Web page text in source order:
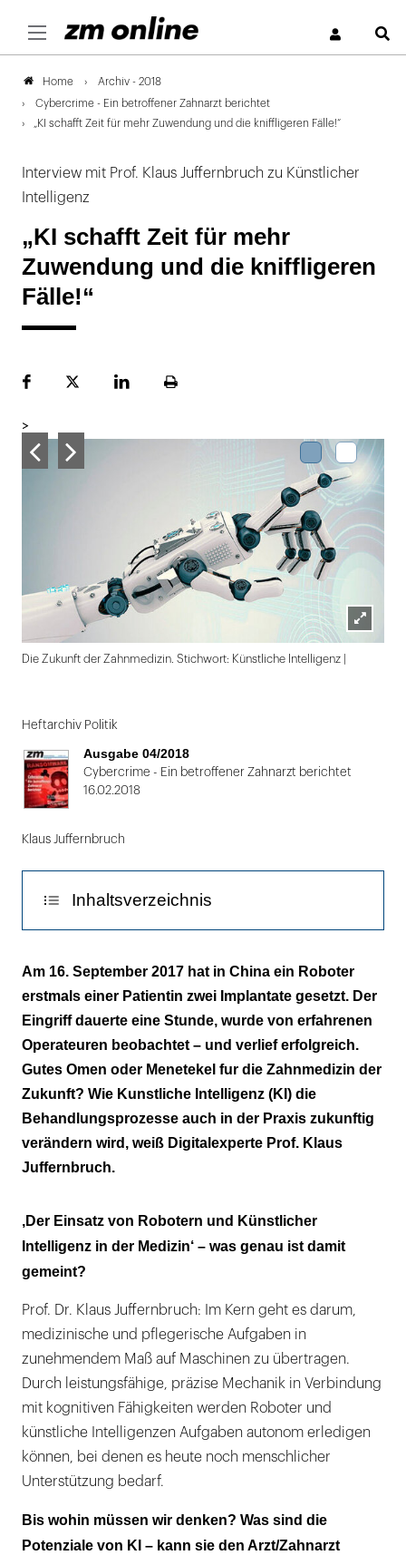
Home Archiv - 2018
Cybercrime - Ein betroffener Zahnarzt berichtet
„KI schafft Zeit für mehr Zuwendung und die kniffligeren Fälle!“
Interview mit Prof. Klaus Juffernbruch zu Künstlicher
Intelligenz
„KI schafft Zeit für mehr
Zuwendung und die kniffligeren
Fälle!“
FacebookPlattformLinekdInSeite
>
Lightbox
Die Zukunft der Zahnmedizin. Stichwort: Künstliche Intelligenz |
1
von
2
Heftarchiv Politik
Ausgabe 04/2018
Cybercrime - Ein betroffener Zahnarzt berichtet
16.02.2018
Klaus Juffernbruch
Inhaltsverzeichnis
Die erste Zahnbürste mit Augmented Reality
Am 16. September 2017 hat in China ein Roboter
erstmals einer Patientin zwei Implantate gesetzt. Der
Eingriff dauerte eine Stunde, wurde von erfahrenen
Operateuren beobachtet – und verlief erfolgreich.
Gutes Omen oder Menetekel fur die Zahnmedizin der
Zukunft? Wie Kunstliche Intelligenz (KI) die
Behandlungsprozesse auch in der Praxis zukunftig
verändern wird, weiß Digitalexperte Prof. Klaus
Juffernbruch.
‚Der Einsatz von Robotern und Künstlicher
Intelligenz in der Medizin‘ – was genau ist damit
gemeint?
Prof. Dr. Klaus Juffernbruch: Im Kern geht es darum,
medizinische und pflegerische Aufgaben in
zunehmendem Maß auf Maschinen zu übertragen.
Durch leistungsfähige, präzise Mechanik in Verbindung
mit kognitiven Fähigkeiten werden Roboter und
künstliche Intelligenzen Aufgaben autonom erledigen
können, bei denen es heute noch menschlicher
Unterstützung bedarf.
Bis wohin müssen wir denken? Was sind die
Potenziale von KI – kann sie den Arzt/Zahnarzt